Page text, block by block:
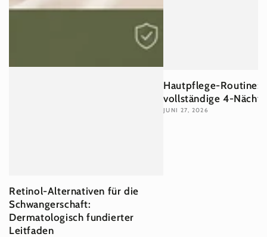
Retinol-Alternativen für die
Schwangerschaft:
Dermatologisch fundierter
Leitfaden
Hautpflege-Routine:
vollständige 4-
JUNI 27, 2026